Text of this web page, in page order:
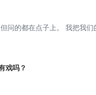
问的都在点子上。 我把我
戏吗？